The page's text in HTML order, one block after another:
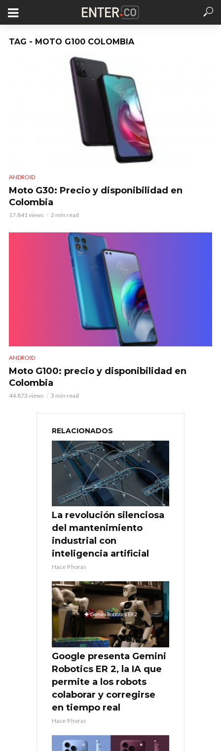
TAG - MOTO G100 COLOMBIA
ANDROID
Moto G30: Precio y disponibilidad en
Colombia
17.841 views 2 min read
ANDROID
Moto G100: precio y disponibilidad en
Colombia
44.873 views 3 min read
RELACIONADOS
La revolución silenciosa
del mantenimiento
industrial con
inteligencia artificial
Hace 9 horas
Google presenta Gemini
Robotics ER 2, la IA que
permite a los robots
colaborar y corregirse
en tiempo real
Hace 9 horas